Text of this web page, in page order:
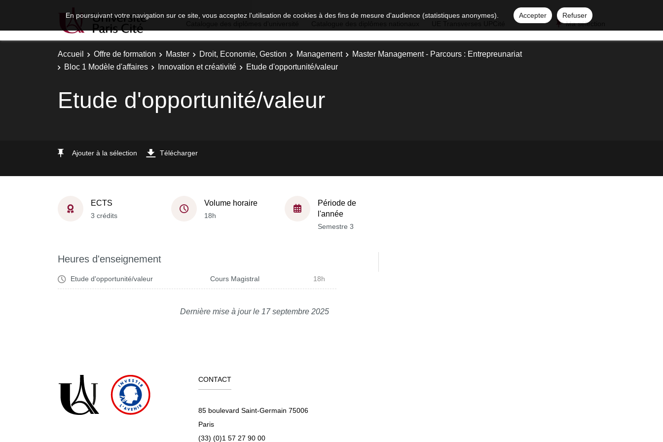
En poursuivant votre navigation sur ce site, vous acceptez l'utilisation de cookies à des fins de mesure d'audience (statistiques anonymes). Accepter
Refuser
Ma sélection
Accueil Offre de formation Master Droit, Economie, Gestion Management
Master Management - Parcours : Entrepreunariat
Bloc 1 Modèle d'affaires
Innovation et créativité Etude d'opportunité/valeur
Etude d'opportunité/valeur
Ajouter à la sélection Télécharger
ECTS
3 crédits
Volume horaire
18h
Période de
l'année
Semestre 3
Heures d'enseignement
Etude d'opportunité/valeur Cours Magistral 18h
Dernière mise à jour le 17 septembre 2025
CONTACT
85 boulevard Saint-Germain 75006
Paris
(33) (0)1 57 27 90 00